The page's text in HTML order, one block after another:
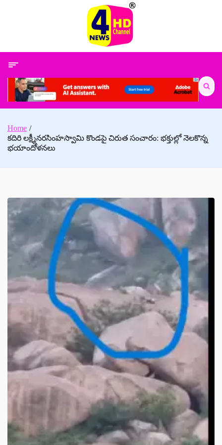
Search
for:
Home
కదిరి లక్ష్మీనరసింహస్వామి కొండపై చిరుత సంచారం: భక్తుల్లో నెలకొన్న
భయాందోళనలు